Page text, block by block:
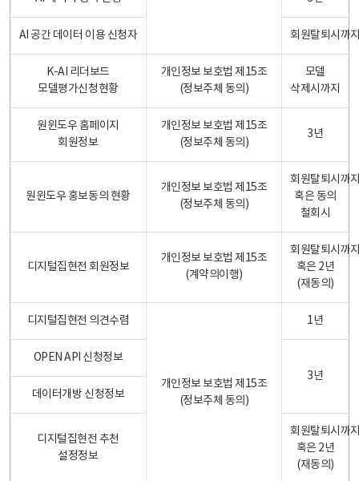
AI 공간 데이터 이용 신청자 회원탈퇴시까
K-AI 리더보드
모델평가신청현황
개인정보 보호법 제15조
(정보주체 동의)
모델
삭제시까지
원윈도우 홈페이지
회원정보
개인정보 보호법 제15조
(정보주체 동의)
3년
원윈도우 홍보동의 현황
개인정보 보호법 제15조
(정보주체 동의)
회원탈퇴시까
혹은 동의
철회시
디지털집현전 회원정보
개인정보 보호법 제15조
(계약의이행)
회원탈퇴시까
혹은 2년
(재동의)
디지털집현전 의견수렴
개인정보 보호법 제15조
(정보주체 동의)
1년
OPEN API 신청정보
3년
데이터개방 신청정보
디지털집현전 추천
설정정보
회원탈퇴시까
혹은 2년
(재동의)